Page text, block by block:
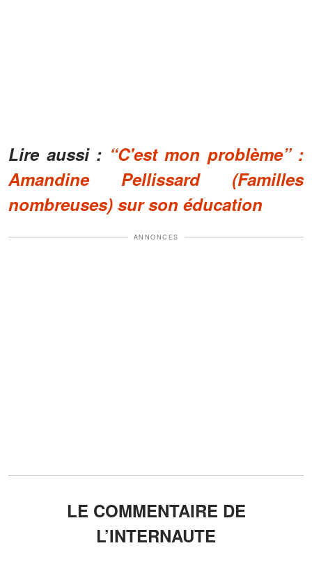
Lire aussi : “C'est mon problème” :
Amandine Pellissard (Familles
nombreuses) sur son éducation
ANNONCES
LE COMMENTAIRE DE
L’INTERNAUTE